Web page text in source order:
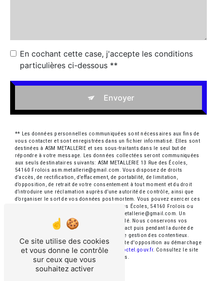
En cochant cette case, j'accepte les conditions
particulières ci-dessous **
Envoyer
** Les données personnelles communiquées sont nécessaires aux fins de
vous contacter et sont enregistrées dans un fichier informatisé. Elles sont
destinées à ASM METALLERIE et ses sous-traitants dans le seul but de
répondre à votre message. Les données collectées seront communiquées
aux seuls destinataires suivants: ASM METALLERIE 13 Rue des Écoles,
54160 Frolois asm.metallerie@gmail.com. Vous disposez de droits
d’accès, de rectification, d’effacement, de portabilité, de limitation,
d’opposition, de retrait de votre consentement à tout moment et du droit
d’introduire une réclamation auprès d’une autorité de contrôle, ainsi que
d’organiser le sort de vos données post-mortem. Vous pouvez exercer ces
droits par voie postale à l'adresse 13 Rue des Écoles, 54160 Frolois ou
par courrier électronique à l'adresse asm.metallerie@gmail.com. Un
justificatif d'identité pourra vous être demandé. Nous conservons vos
données pendant la période de prise de contact puis pendant la durée de
prescription légale aux fins probatoires et de gestion des contentieux.
Vous avez le droit de vous inscrire sur la liste d'opposition au démarchage
téléphonique, disponible à cette adresse:
Bloctel.gouv.fr. Consultez le site
cnil.fr pour plus d’informations sur vos droits.
Ce site utilise des cookies
et vous donne le contrôle
sur ceux que vous
souhaitez activer